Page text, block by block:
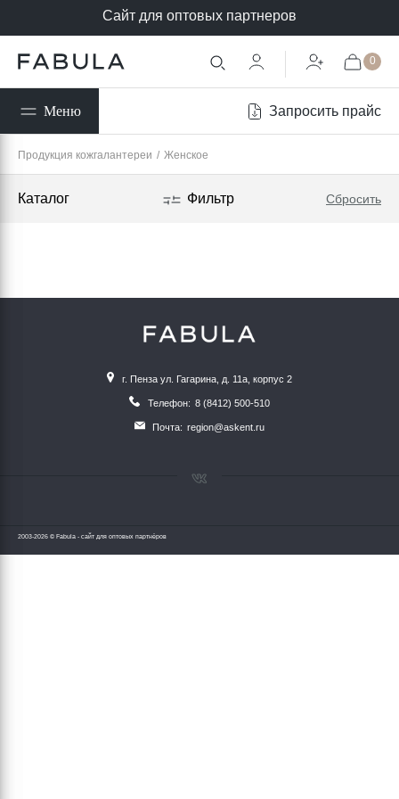
Сайт для оптовых партнеров
0
Меню Запросить прайс
Продукция кожгалантереи / Женское
Каталог Фильтр Сбросить
г. Пенза ул. Гагарина, д. 11а, корпус 2
Телефон: 8 (8412) 500-510
Почта: region@askent.ru
2003-2026 © Fabula - сайт для оптовых партнёров